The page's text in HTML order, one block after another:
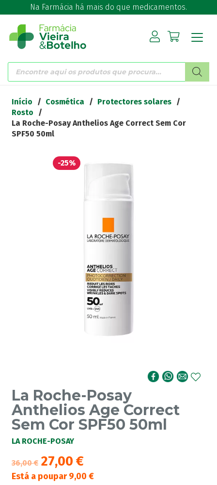
Na Farmácia há mais do que medicamentos.
Products
search
Início / Cosmética / Protectores solares /
Rosto
/
La Roche-Posay Anthelios Age Correct Sem Cor
SPF50 50ml
-25%
La Roche-Posay
Anthelios Age Correct
Sem Cor SPF50 50ml
LA ROCHE-POSAY
36,00€ 27,00 €
Está a poupar9,00 €